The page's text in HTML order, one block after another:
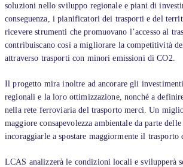
soluzioni nello sviluppo regionale e piani di
conseguenza, i pianificatori dei trasporti e del
ricevere strumenti che promuovano l’accesso al
contribuiscano così a migliorare la competitività
attraverso trasporti con minori emissioni di CO2.
Il progetto mira inoltre ad ancorare gli
regionali e la loro ottimizzazione, nonché a
nella rete ferroviaria del trasporto merci. Un
maggiore consapevolezza ambientale da parte
incoraggiarle a spostare maggiormente il trasporto
LCAS analizzerà le condizioni locali e svilupperà